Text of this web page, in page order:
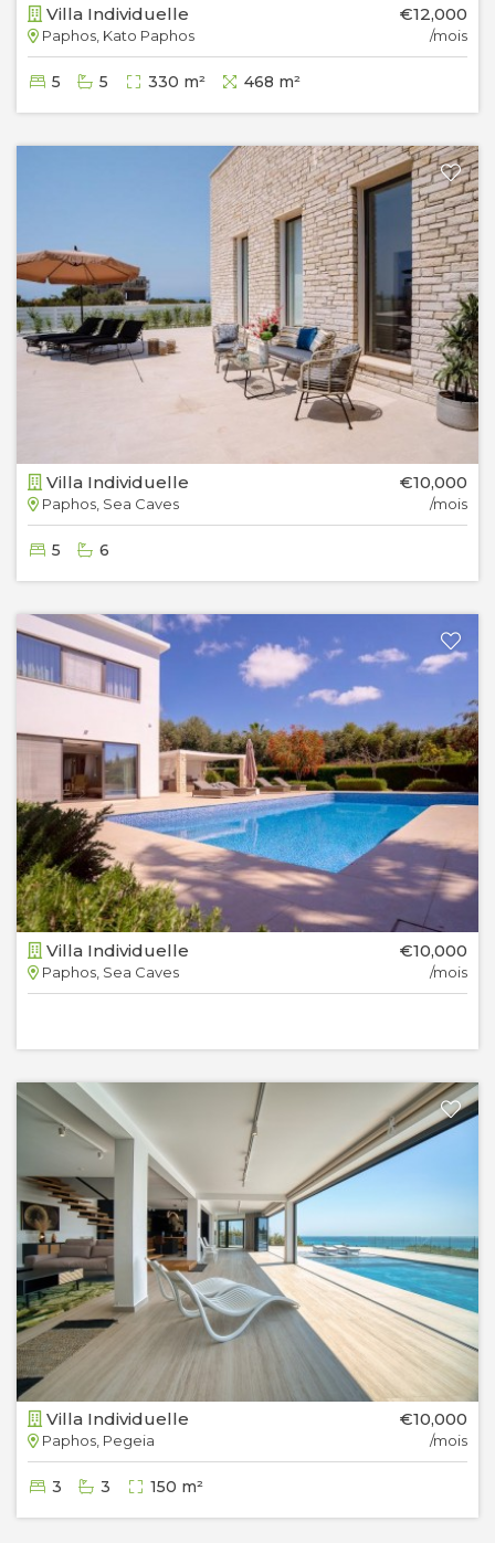
Villa Individuelle
Paphos, Kato Paphos
€12,000
/mois
5 5 330 m² 468 m²
Villa Individuelle
Paphos, Sea Caves
€10,000
/mois
5 6
Villa Individuelle
Paphos, Sea Caves
€10,000
/mois
Villa Individuelle
Paphos, Pegeia
€10,000
/mois
3 3 150 m²